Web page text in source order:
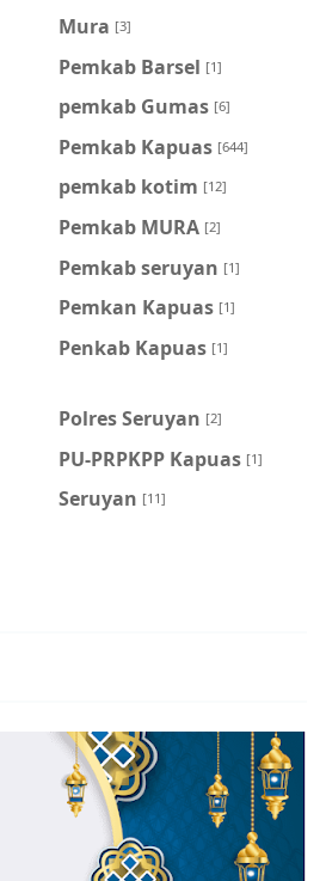
Mura [3]
Pemkab Barsel [1]
pemkab Gumas [6]
Pemkab Kapuas [644]
pemkab kotim [12]
Pemkab MURA [2]
Pemkab seruyan [1]
Pemkan Kapuas [1]
Penkab Kapuas [1]
Polres Seruyan [2]
PU-PRPKPP Kapuas [1]
Seruyan [11]